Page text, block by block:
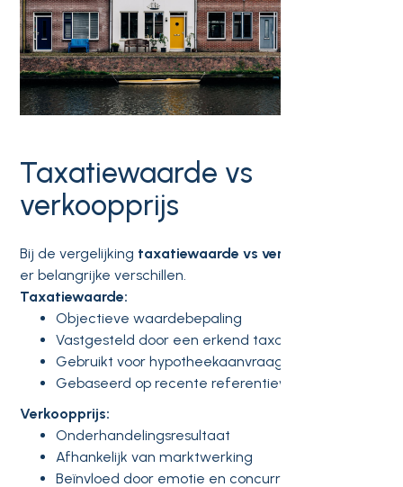
Taxatiewaarde vs
verkoopprijs
Bij de vergelijking taxatiewaarde vs verkoopprijs
er belangrijke verschillen.
Taxatiewaarde:
Objectieve waardebepaling
Vastgesteld door een erkend taxateur
Gebruikt voor hypotheekaanvraag
Gebaseerd op recente referentiewoningen
Verkoopprijs:
Onderhandelingsresultaat
Afhankelijk van marktwerking
Beïnvloed door emotie en concurrentie